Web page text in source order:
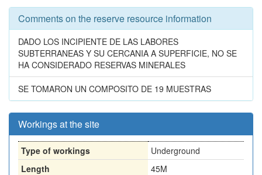
Comments on the reserve resource information
DADO LOS INCIPIENTE DE LAS LABORES
SUBTERRANEAS Y SU CERCANIA A SUPERFICIE, NO SE
HA CONSIDERADO RESERVAS MINERALES
SE TOMARON UN COMPOSITO DE 19 MUESTRAS
Workings at the site
Type of workings
Underground
Length
45M